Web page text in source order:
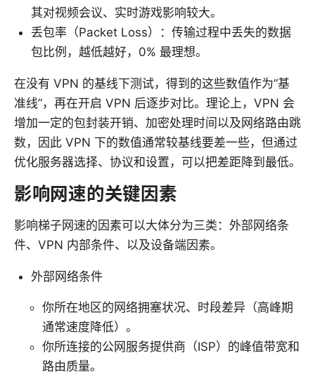
其对视频会议、实时游戏影响较大。
丢包率（Packet Loss）：传输过程中丢失的数据
包比例，越低越好，0% 最理想。
在没有 VPN 的基线下测试，得到的这些数值作为“基
准线”，再在开启 VPN 后逐步对比。理论上，VPN 会
增加一定的包封装开销、加密处理时间以及网络路由跳
数，因此 VPN 下的数值通常较基线要差一些，但通过
优化服务器选择、协议和设置，可以把差距降到最低。
影响网速的关键因素
影响梯子网速的因素可以大体分为三类：外部网络条
件、VPN 内部条件、以及设备端因素。
外部网络条件
你所在地区的网络拥塞状况、时段差异（高峰期
通常速度降低）。
你所连接的公网服务提供商（ISP）的峰值带宽和
路由质量。